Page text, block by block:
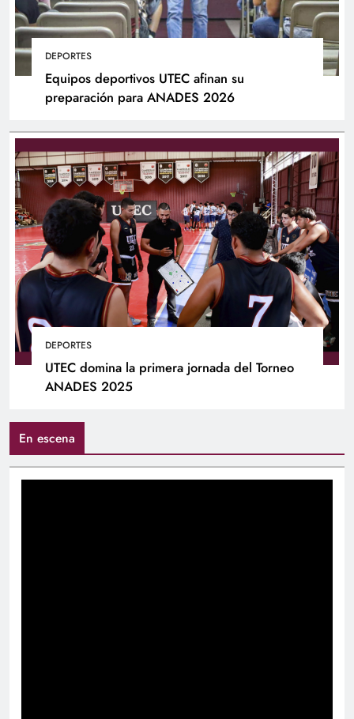
DEPORTES
Equipos deportivos UTEC afinan su
preparación para ANADES 2026
DEPORTES
UTEC domina la primera jornada del Torneo
ANADES 2025
En escena